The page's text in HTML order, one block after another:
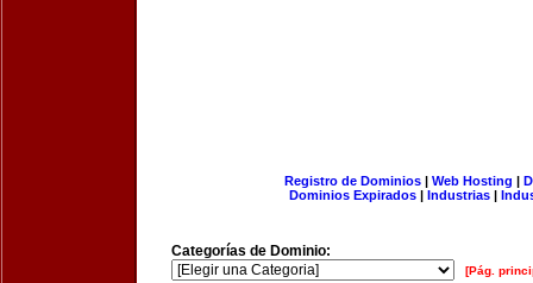
Registro de Dominios| Web Hosting |
Dominios Expirados | Industrias |
Categorías de Dominio:
[Pág.